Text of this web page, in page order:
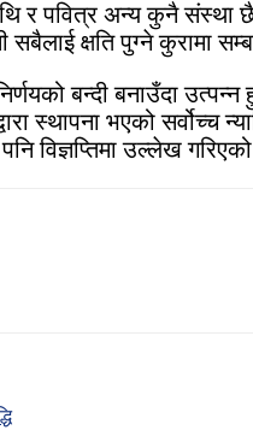
र पवित्र अन्य कुनै संस्था
क्षति पुग्ने कुरामा
बन्दी बनाउँदा
स्थापना भएको
विज्ञप्तिमा उल्लेख